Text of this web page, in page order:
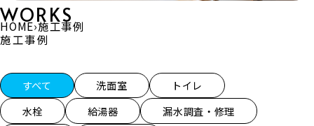
WORKS
施工事例
HOME›施工事例
施工事例一覧
すべて 洗面室
トイレ
水栓
給湯器
漏水調査・修理